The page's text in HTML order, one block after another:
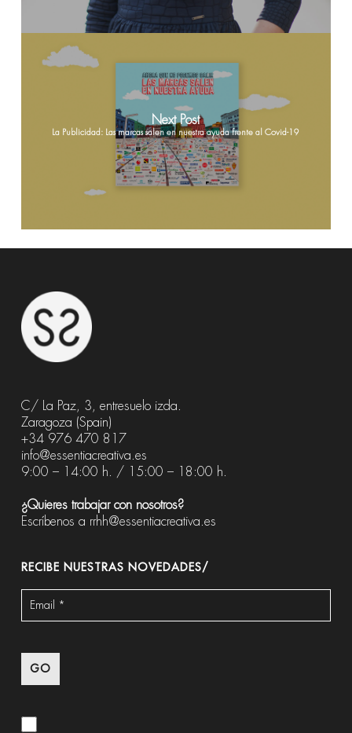
Next Post
La Publicidad: Las marcas salen en nuestra ayuda frente al Covid-19
C/ La Paz, 3, entresuelo izda.
Zaragoza (Spain)
+34 976 470 817
info@essentiacreativa.es
9:00 – 14:00 h. / 15:00 – 18:00 h.
¿Quieres trabajar con nosotros?
Escríbenos a rrhh@essentiacreativa.es
RECIBE NUESTRAS NOVEDADES/